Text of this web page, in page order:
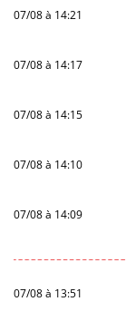
07/08 à 14:21
07/08 à 14:17
07/08 à 14:15
07/08 à 14:10
07/08 à 14:09
07/08 à 13:51